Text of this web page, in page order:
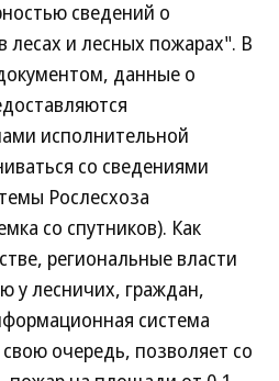
сведений о
лесах и лесных пожарах". В
данные о
исполнительной
со сведениями
Рослесхоза
со спутников). Как
региональные власти
у лесничих, граждан,
система
очередь, позволяет со